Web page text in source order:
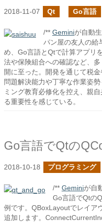
2018-11-07 Qt Go言語
/** Geminiが自動
パン屋の友人の給
め、Go言語とQtで計算アプリ
法や保険組合への確認など、
開に至った。開発を通じて税
問題解決能力や丁寧な作業姿
ミング教育必修化を控え、親
る重要性を感じている。
2018-10-18 プログラミング
/** Geminiが自
Go言語でQtの
例です。QBoxLayoutでレイア
追加します。